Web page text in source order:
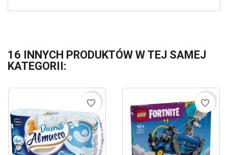
16 INNYCH PRODUKTÓW W TEJ SAMEJ
KATEGORII:
favorite_border favorite_border